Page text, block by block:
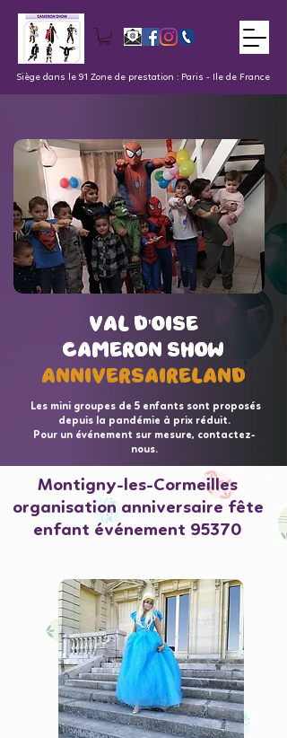
Siège dans le 91 Zone de prestation : Paris - Ile de France
val d'oise
Cameron Show
AnniversaireLand
val d'oise
Cameron Show
AnniversaireLand
Les mini groupes de 5 enfants sont proposés
depuis la pandémie à prix réduit.
Pour un événement sur mesure, contactez-
nous.
Montigny-les-Cormeilles
organisation anniversaire fête
enfant événement 95370